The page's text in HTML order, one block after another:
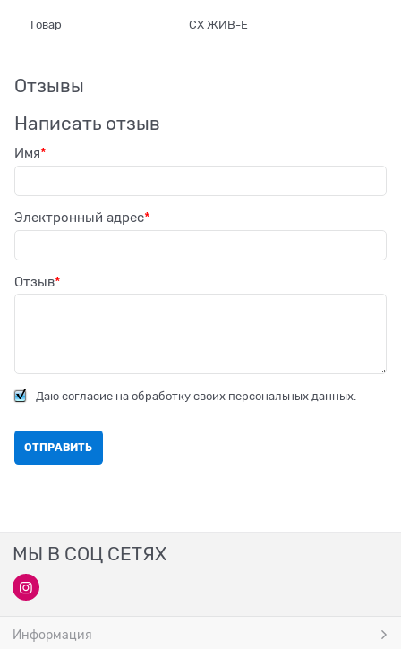
Товар СХ ЖИВ-Е
Отзывы
Написать отзыв
Имя
Электронный адрес
Отзыв
Даю согласие на обработку своих персональных данных.
МЫ В СОЦ СЕТЯХ
Информация